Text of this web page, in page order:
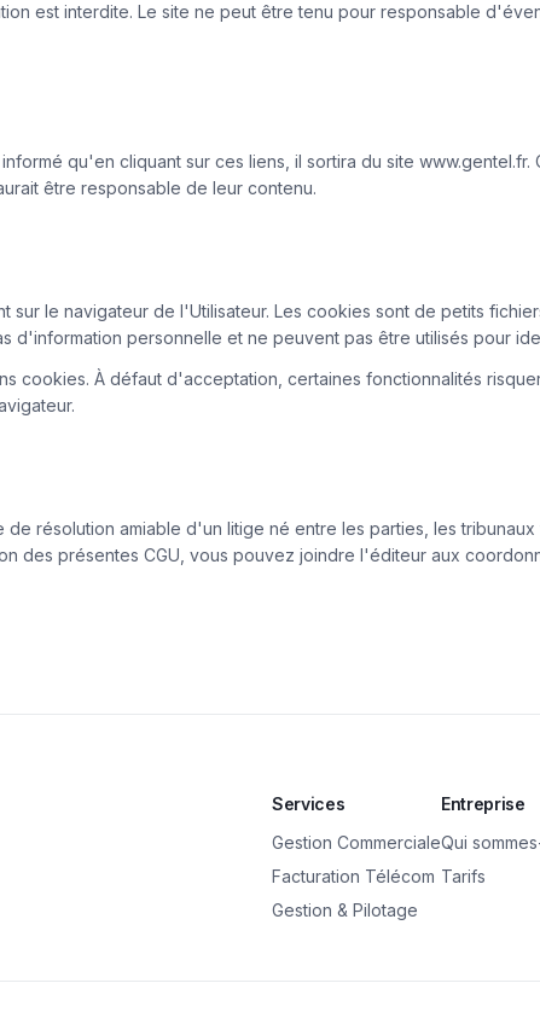
est interdite. Le site ne peut être tenu pour responsable
qu'en cliquant sur ces liens, il sortira du site
être responsable de leur contenu.
sur le navigateur de l'Utilisateur. Les cookies sont de petits
d'information personnelle et ne peuvent pas être utilisés pour
cookies. À défaut d'acceptation, certaines fonctionnalités
résolution amiable d'un litige né entre les parties, les tribunaux
des présentes CGU, vous pouvez joindre l'éditeur aux
Services
Gestion Commerciale
Facturation Télécom
Gestion & Pilotage
Entreprise
Qui
Tarifs